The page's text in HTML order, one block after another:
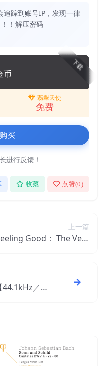
追踪到账号IP，发现一律
！解压密码
下载
币
翡翠天使
免费
买
进行反馈！
收藏 点赞(0)
上一篇
Good： The Very
／1